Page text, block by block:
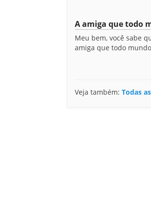
A amiga que todo
Meu bem, você sabe
amiga que todo
Veja também: Todas